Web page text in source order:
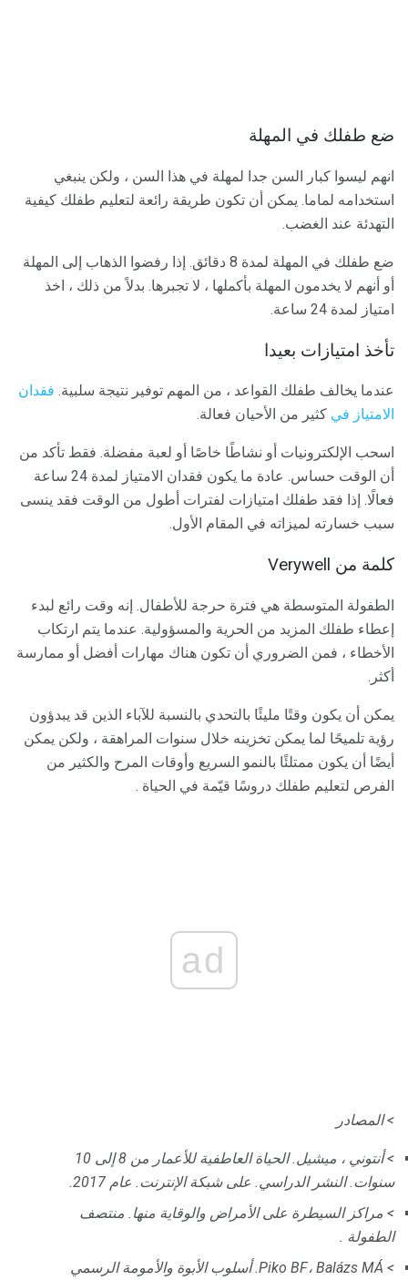
ضع طفلك في المهلة
انهم ليسوا كبار السن جدا لمهلة في هذا السن ، ولكن ينبغي
استخدامه لماما. يمكن أن تكون طريقة رائعة لتعليم طفلك كيفية
التهدئة عند الغضب.
ضع طفلك في المهلة لمدة 8 دقائق. إذا رفضوا الذهاب إلى المهلة
أو أنهم لا يخدمون المهلة بأكملها ، لا تجبرها. بدلاً من ذلك ، اخذ
امتياز لمدة 24 ساعة.
تأخذ امتيازات بعيدا
عندما يخالف طفلك القواعد ، من المهم توفير نتيجة سلبية. فقدان
الامتياز في كثير من الأحيان فعالة.
اسحب الإلكترونيات أو نشاطًا خاصًا أو لعبة مفضلة. فقط تأكد من
أن الوقت حساس. عادة ما يكون فقدان الامتياز لمدة 24 ساعة
فعالًا. إذا فقد طفلك امتيازات لفترات أطول من الوقت فقد ينسى
سبب خسارته لميزاته في المقام الأول.
كلمة من Verywell
الطفولة المتوسطة هي فترة حرجة للأطفال. إنه وقت رائع لبدء
إعطاء طفلك المزيد من الحرية والمسؤولية. عندما يتم ارتكاب
الأخطاء ، فمن الضروري أن تكون هناك مهارات أفضل أو ممارسة
أكثر.
يمكن أن يكون وقتًا مليئًا بالتحدي بالنسبة للآباء الذين قد يبدؤون
رؤية تلميحًا لما يمكن تخزينه خلال سنوات المراهقة ، ولكن يمكن
أيضًا أن يكون ممتلئًا بالنمو السريع وأوقات المرح والكثير من
الفرص لتعليم طفلك دروسًا قيّمة في الحياة .
ad
> المصادر
> أنتوني ، ميشيل.
الحياة العاطفية للأعمار من 8 إلى 10
سنوات. النشر الدراسي. على شبكة الإنترنت. عام 2017.
> مراكز السيطرة على الأمراض والوقاية منها. منتصف
الطفولة .
> Piko BF، Balázs MÁ.
أسلوب الأبوة والأمومة الرسمي